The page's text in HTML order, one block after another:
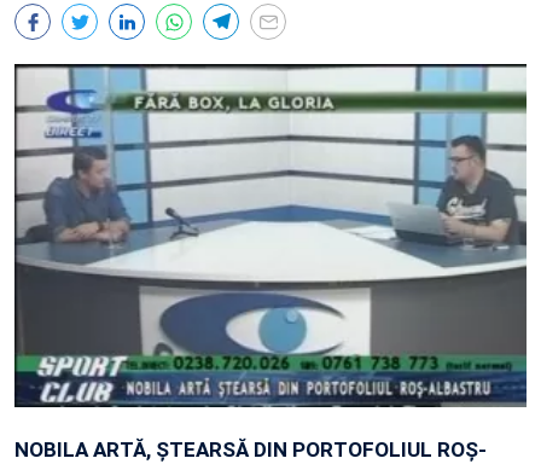
NOBILA ARTĂ, ŞTEARSĂ DIN PORTOFOLIUL ROŞ-